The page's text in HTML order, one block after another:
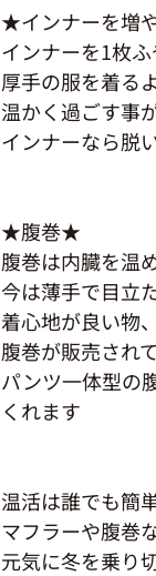
★インナーを増
インナーを1枚
厚手の服を着る
温かく過ごす事
インナーなら脱
★腹巻★
腹巻は内臓を温
今は薄手で目立
着心地が良い物
腹巻が販売され
パンツ一体型の
くれます
温活は誰でも簡
マフラーや腹巻
元気に冬を乗り